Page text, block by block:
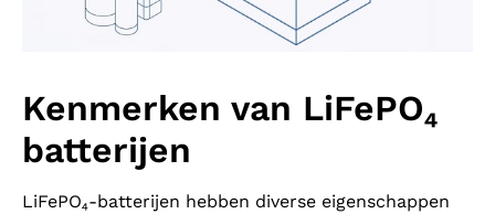
Kenmerken van LiFePO₄
batterijen
LiFePO₄-batterijen hebben diverse eigenschappen